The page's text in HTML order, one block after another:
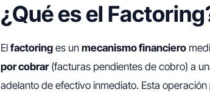
¿Qué es el
El factoring es un mecanismo financiero
por cobrar(facturas pendientes de cobro) a
adelanto de efectivo inmediato. Esta operación